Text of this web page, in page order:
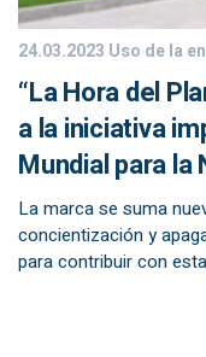
24.03.2023 Uso de la
“La Hora del
a la iniciativa
Mundial para la
La marca se suma
concientización y
para contribuir con